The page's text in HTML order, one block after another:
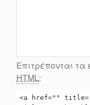
Επιτρέπονται τα
HTML:
<a href=""